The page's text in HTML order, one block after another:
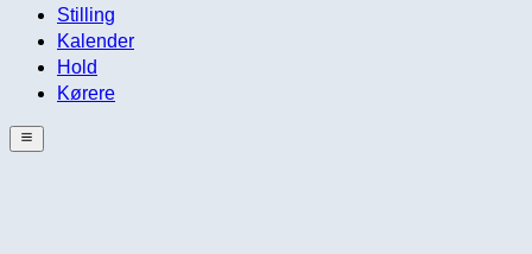
Stilling
Kalender
Hold
Kørere